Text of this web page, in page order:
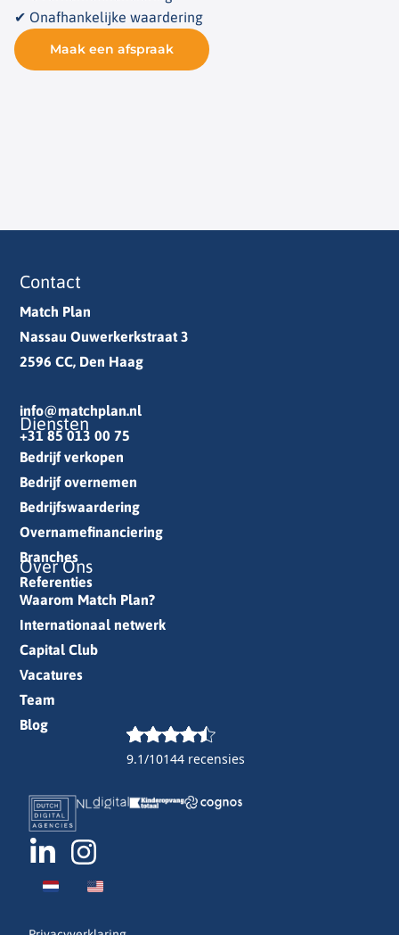
✔ Onafhankelijke waardering
Maak een afspraak
9.1/10144 recensies
Contact
Match Plan
Nassau Ouwerkerkstraat 3
2596 CC, Den Haag
info@matchplan.nl
+31 85 013 00 75
Diensten
Bedrijf verkopen
Bedrijf overnemen
Bedrijfswaardering
Overnamefinanciering
Branches
Referenties
Over Ons
Waarom Match Plan?
Internationaal netwerk
Capital Club
Vacatures
Team
Blog